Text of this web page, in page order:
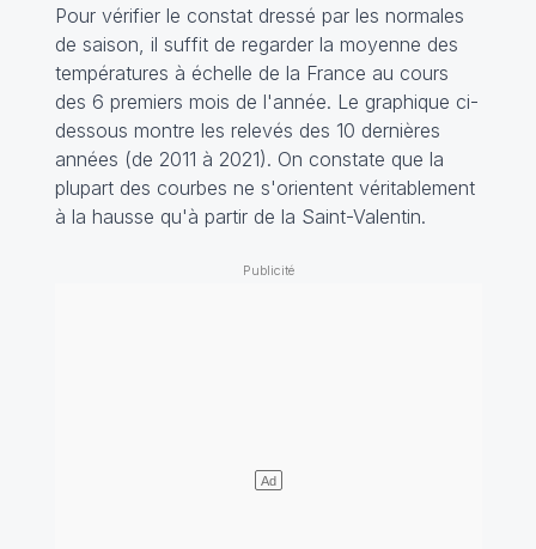
Pour vérifier le constat dressé par les normales
de saison, il suffit de regarder la moyenne des
températures à échelle de la France au cours
des 6 premiers mois de l'année. Le graphique ci-
dessous montre les relevés des 10 dernières
années (de 2011 à 2021). On constate que la
plupart des courbes ne s'orientent véritablement
à la hausse qu'à partir de la Saint-Valentin.